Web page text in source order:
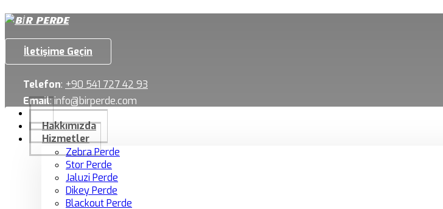
İletişime Geçin
Telefon: +90 541 727 42 93
Email:info@birperde.com
Hakkımızda
Hizmetler
Zebra Perde
Stor Perde
Jaluzi Perde
Dikey Perde
Blackout Perde